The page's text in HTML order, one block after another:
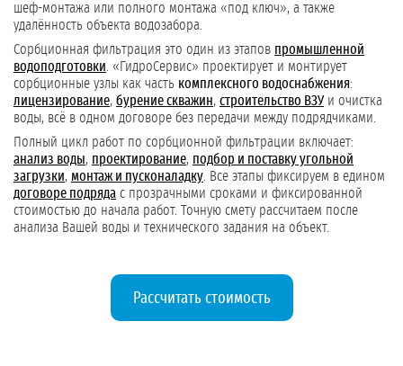
шеф-монтажа или полного монтажа «под ключ», а также
удалённость объекта водозабора.
Сорбционная фильтрация это один из этапов промышленной
водоподготовки . «ГидроСервис» проектирует и монтирует
сорбционные узлы как часть комплексного водоснабжения:
лицензирование, бурение скважин, строительство ВЗУи очистка
воды, всё в одном договоре без передачи между подрядчиками.
Полный цикл работ по сорбционной фильтрации включает:
анализ воды, проектирование, подбор и поставку угольной
загрузки, монтаж и пусконаладку . Все этапы фиксируем в едином
договоре подряда с прозрачными сроками и фиксированной
стоимостью до начала работ. Точную смету рассчитаем после
анализа Вашей воды и технического задания на объект.
Рассчитать стоимость